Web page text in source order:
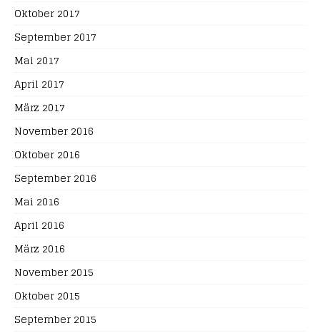
Oktober 2017
September 2017
Mai 2017
April 2017
März 2017
November 2016
Oktober 2016
September 2016
Mai 2016
April 2016
März 2016
November 2015
Oktober 2015
September 2015